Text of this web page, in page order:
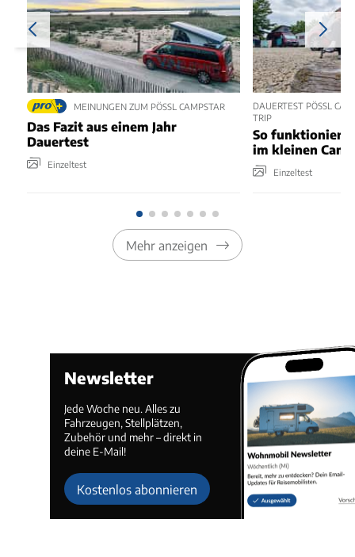
MEINUNGEN ZUM PÖSSL CAMPSTAR
Das Fazit aus einem Jahr
Dauertest
Einzeltest
DAUERTEST PÖSSL
TRIP
So funktioniert
im kleinen
Einzeltest
Mehr anzeigen
Newsletter
Jede Woche neu. Alles zu
Fahrzeugen, Stellplätzen,
Zubehör und mehr – direkt in
deine E-Mail!
Kostenlos abonnieren